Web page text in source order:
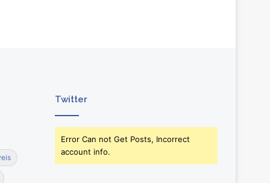
Twitter
Error Can not Get Posts, Incorrect
account info.